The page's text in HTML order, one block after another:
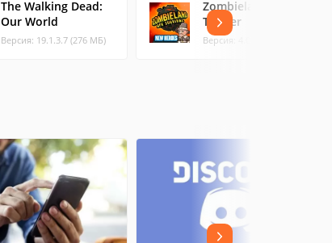
The Walking Dead:
Our World
Версия: 19.1.3.7 (276 МБ)
Zombieland: Double
Tapper
Версия: 4.0.3 (147.06 МБ)